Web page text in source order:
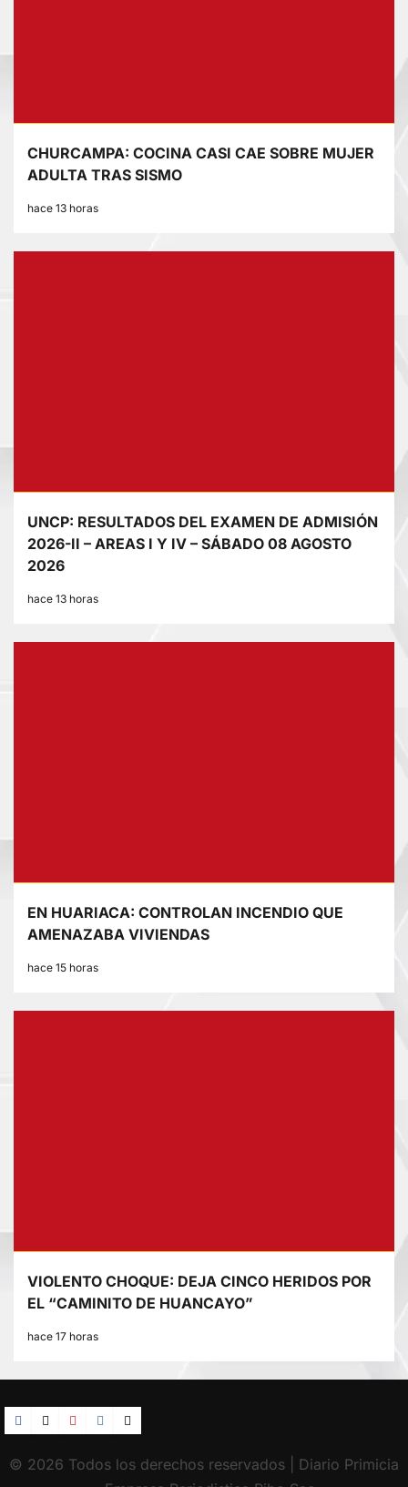
CHURCAMPA: COCINA CASI CAE SOBRE MUJER
ADULTA TRAS SISMO
hace 13 horas
UNCP: RESULTADOS DEL EXAMEN DE ADMISIÓN
2026-II – AREAS I Y IV – SÁBADO 08 AGOSTO
2026
hace 13 horas
EN HUARIACA: CONTROLAN INCENDIO QUE
AMENAZABA VIVIENDAS
hace 15 horas
VIOLENTO CHOQUE: DEJA CINCO HERIDOS POR
EL “CAMINITO DE HUANCAYO”
hace 17 horas
Facebook
TikTokYouTube
Instagram
X
© 2026 Todos los derechos reservados | Diario Primicia